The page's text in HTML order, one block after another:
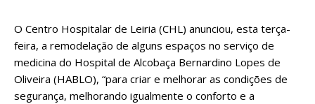
O Centro Hospitalar de Leiria (CHL) anunciou, esta terça-
feira, a remodelação de alguns espaços no serviço de
medicina do Hospital de Alcobaça Bernardino Lopes de
Oliveira (HABLO), “para criar e melhorar as condições de
segurança, melhorando igualmente o conforto e a